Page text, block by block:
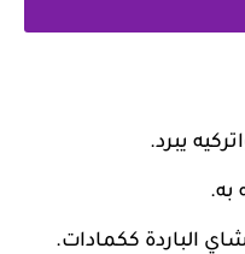
يبرد.
به.
الباردة ككمادات.